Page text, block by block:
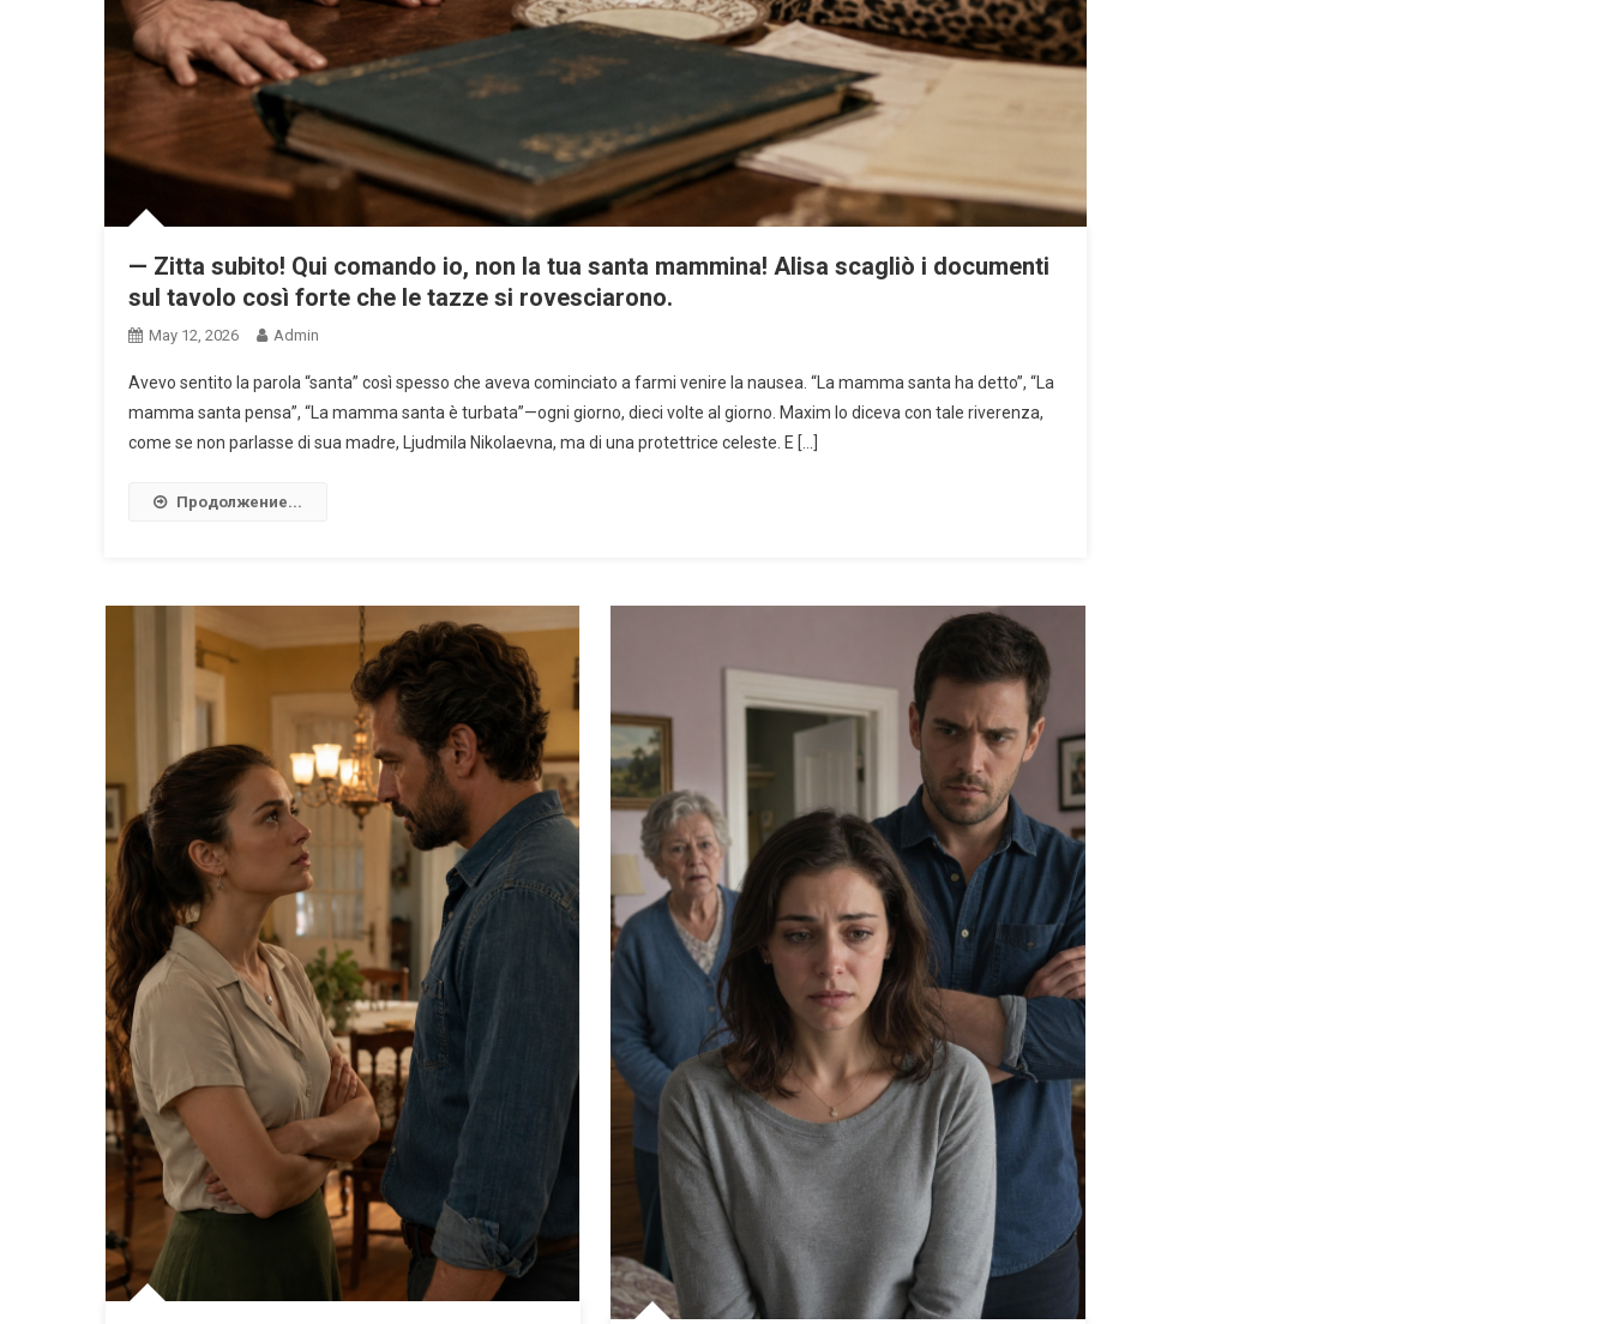
— Zitta subito! Qui comando io, non la tua santa mammina! Alisa scagliò i documenti
sul tavolo così forte che le tazze si rovesciarono.
May 12, 2026 Admin
Avevo sentito la parola “santa” così spesso che aveva cominciato a farmi venire la nausea. “La mamma santa ha detto”, “La
mamma santa pensa”, “La mamma santa è turbata”—ogni giorno, dieci volte al giorno. Maxim lo diceva con tale riverenza,
come se non parlasse di sua madre, Ljudmila Nikolaevna, ma di una protettrice celeste. E […]
Продолжение...